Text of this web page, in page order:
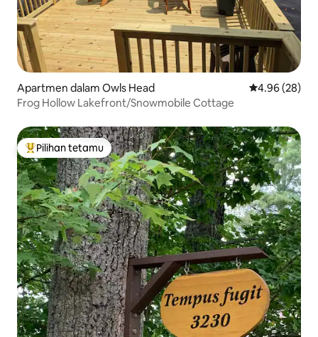
Apartmen dalam Owls Head Penarafan
4.96 (28)
Frog Hollow Lakefront/Snowmobile Cottage
Pilihan utama tetamu
Pilihan tetamu